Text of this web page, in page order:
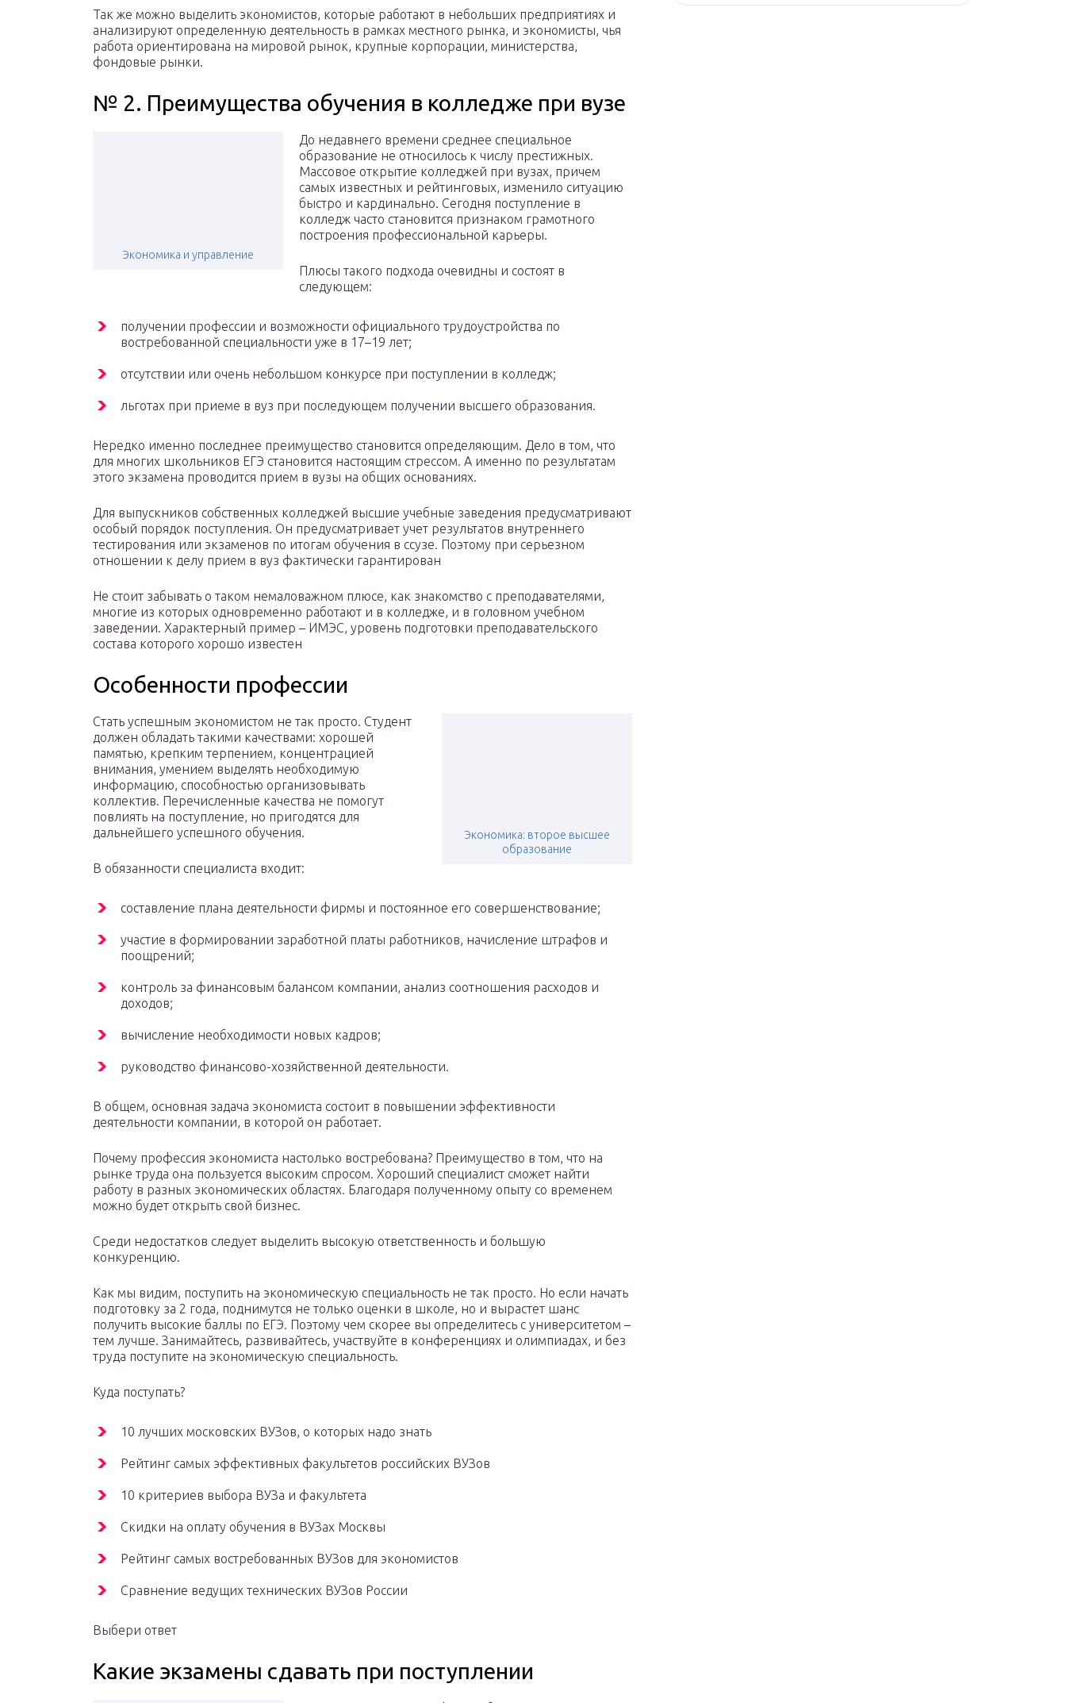
Так же можно выделить экономистов, которые работают в небольших предприятиях и
анализируют определенную деятельность в рамках местного рынка, и экономисты, чья
работа ориентирована на мировой рынок, крупные корпорации, министерства,
фондовые рынки.
№ 2. Преимущества обучения в колледже при вузе
Экономика и управление
До недавнего времени среднее специальное
образование не относилось к числу престижных.
Массовое открытие колледжей при вузах, причем
самых известных и рейтинговых, изменило ситуацию
быстро и кардинально. Сегодня поступление в
колледж часто становится признаком грамотного
построения профессиональной карьеры.
Плюсы такого подхода очевидны и состоят в
следующем:
получении профессии и возможности официального трудоустройства по
востребованной специальности уже в 17–19 лет;
отсутствии или очень небольшом конкурсе при поступлении в колледж;
льготах при приеме в вуз при последующем получении высшего образования.
Нередко именно последнее преимущество становится определяющим. Дело в том, что
для многих школьников ЕГЭ становится настоящим стрессом. А именно по результатам
этого экзамена проводится прием в вузы на общих основаниях.
Для выпускников собственных колледжей высшие учебные заведения предусматривают
особый порядок поступления. Он предусматривает учет результатов внутреннего
тестирования или экзаменов по итогам обучения в ссузе. Поэтому при серьезном
отношении к делу прием в вуз фактически гарантирован
Не стоит забывать о таком немаловажном плюсе, как знакомство с преподавателями,
многие из которых одновременно работают и в колледже, и в головном учебном
заведении. Характерный пример – ИМЭС, уровень подготовки преподавательского
состава которого хорошо известен
Особенности профессии
Экономика: второе высшее
образование
Стать успешным экономистом не так просто. Студент
должен обладать такими качествами: хорошей
памятью, крепким терпением, концентрацией
внимания, умением выделять необходимую
информацию, способностью организовывать
коллектив. Перечисленные качества не помогут
повлиять на поступление, но пригодятся для
дальнейшего успешного обучения.
В обязанности специалиста входит:
составление плана деятельности фирмы и постоянное его совершенствование;
участие в формировании заработной платы работников, начисление штрафов и
поощрений;
контроль за финансовым балансом компании, анализ соотношения расходов и
доходов;
вычисление необходимости новых кадров;
руководство финансово-хозяйственной деятельности.
В общем, основная задача экономиста состоит в повышении эффективности
деятельности компании, в которой он работает.
Почему профессия экономиста настолько востребована? Преимущество в том, что на
рынке труда она пользуется высоким спросом. Хороший специалист сможет найти
работу в разных экономических областях. Благодаря полученному опыту со временем
можно будет открыть свой бизнес.
Среди недостатков следует выделить высокую ответственность и большую
конкуренцию.
Как мы видим, поступить на экономическую специальность не так просто. Но если начать
подготовку за 2 года, поднимутся не только оценки в школе, но и вырастет шанс
получить высокие баллы по ЕГЭ. Поэтому чем скорее вы определитесь с университетом –
тем лучше. Занимайтесь, развивайтесь, участвуйте в конференциях и олимпиадах, и без
труда поступите на экономическую специальность.
Куда поступать?
10 лучших московских ВУЗов, о которых надо знать
Рейтинг самых эффективных факультетов российских ВУЗов
10 критериев выбора ВУЗа и факультета
Скидки на оплату обучения в ВУЗах Москвы
Рейтинг самых востребованных ВУЗов для экономистов
Сравнение ведущих технических ВУЗов России
Выбери ответ
Какие экзамены сдавать при поступлении